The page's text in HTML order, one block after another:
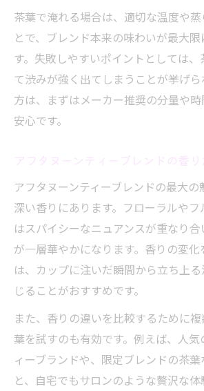
活用術
手軽に楽しむ本格アフタヌ
ツ
ティーバッグで味わうアフ
の奥深さ
自宅で叶える贅沢アフタヌーン
体験
アフタヌーンティーブレン
空間に変わる
自宅アフタヌーンティーの
のポイント
ブレンド紅茶を使った贅沢
の演出法
アフタヌーンティーブレン
かに彩る方法
茶葉で淹れる場合は、適切な温度や
とで、ブレンド本来の味わいが最大
す。失敗しやすいポイントとしては
て渋みが強く出てしまうことが挙げ
方は、まずはメーカー推奨の分量や
安心です。
アフタヌーンティーブレンドの最大
深い香りにあります。フローラルや
はスパイシーなニュアンスが重なり
が一層華やかになります。香りの変
は、カップに注いだ瞬間から立ち上
じることがおすすめです。
また、香りの違いを比較するために
葉を試すのも有効です。例えば、人
ィーブランドや、限定ブレンドの茶
と、自宅でもサロンのような贅沢な